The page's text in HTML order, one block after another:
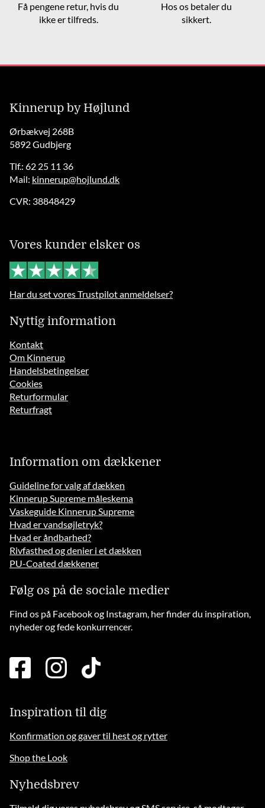
Få pengene retur, hvis du
ikke er tilfreds.
Hos os betaler du
sikkert.
Kinnerup by Højlund
Ørbækvej 268B
5892 Gudbjerg
Tlf.: 62 25 11 36
Mail: kinnerup@hojlund.dk
CVR: 38848429
Vores kunder elsker os
Har du set vores Trustpilot anmeldelser?
Nyttig information
Kontakt
Om Kinnerup
Handelsbetingelser
Cookies
Returformular
Returfragt
Information om dækkener
Guideline for valg af dækken
Kinnerup Supreme måleskema
Vaskeguide Kinnerup Supreme
Hvad er vandsøjletryk?
Hvad er åndbarhed?
Rivfasthed og denier i et dækken
PU-Coated dækkener
Følg os på de sociale medier
Find os på Facebook og Instagram, her finder du inspiration,
nyheder og fede konkurrencer.
facebook
square
instagramtiktok
Inspiration til dig
Konfirmation og gaver til hest og rytter
Shop the Look
Nyhedsbrev